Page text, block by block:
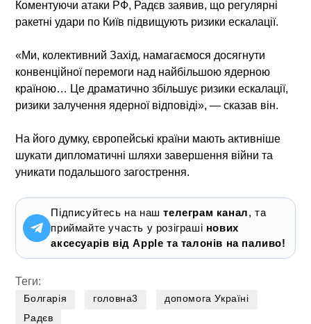
Коментуючи атаки РФ, Радєв заявив, що регулярні
ракетні удари по Київ підвищують ризики ескалації.
«Ми, колективний Захід, намагаємося досягнути
конвенційної перемоги над найбільшою ядерною
країною… Це драматично збільшує ризики ескалації,
ризики залучення ядерної відповіді», — сказав він.
На його думку, європейські країни мають активніше
шукати дипломатичні шляхи завершення війни та
уникати подальшого загострення.
Підписуйтесь на наштелеграм канал, та
приймайте участь у розіграші нових
аксесуарів від Apple та талонів на паливо!
Теги:
Болгарія головна3
допомога Україні
Радєв